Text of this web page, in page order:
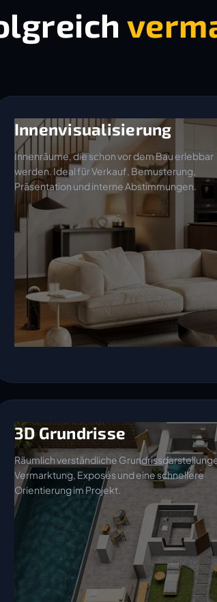
Innenvisualisierung
Innenräume, die schon vor dem Bau erlebbar
werden. Ideal für Verkauf, Bemusterung,
Präsentation und interne Abstimmungen.
3D Grundrisse
Räumlich verständliche
Vermarktung, Exposés und eine schnellere
Orientierung im Projekt.